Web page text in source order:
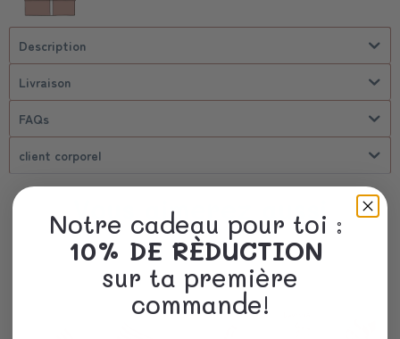
Description
Livraison
FAQs
client corporel
Vous aimerez aussi
Notre cadeau pour toi :
10% DE RÈDUCTION
sur ta première
commande!